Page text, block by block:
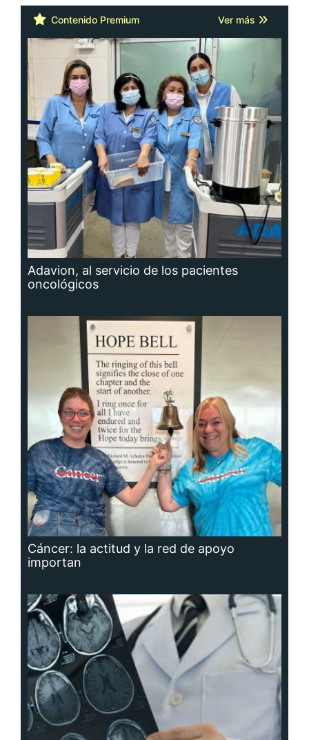
Contenido Premium Ver más
Adavion, al servicio de los pacientes
oncológicos
Cáncer: la actitud y la red de apoyo
importan